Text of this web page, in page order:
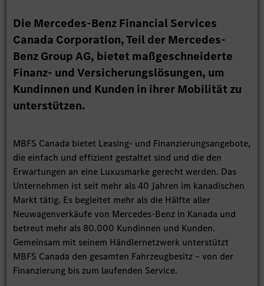
Die Mercedes-Benz Financial Services
Canada Corporation, Teil der Mercedes-
Benz Group AG, bietet maßgeschneiderte
Finanz- und Versicherungslösungen, um
Kundinnen und Kunden in ihrer Mobilität zu
unterstützen.
MBFS Canada bietet Leasing- und Finanzierungsangebote,
die einfach und effizient gestaltet sind und die den
Erwartungen an eine Luxusmarke gerecht werden. Das
Unternehmen ist seit mehr als 40 Jahren im kanadischen
Markt tätig. Es begleitet mehr als die Hälfte aller
Neuwagenverkäufe von Mercedes-Benz in Kanada und
betreut mehr als 80.000 Kundinnen und Kunden.
Gemeinsam mit seinem Händlernetzwerk unterstützt
MBFS Canada den gesamten Fahrzeugbesitz – von der
Finanzierung bis zum laufenden Service.